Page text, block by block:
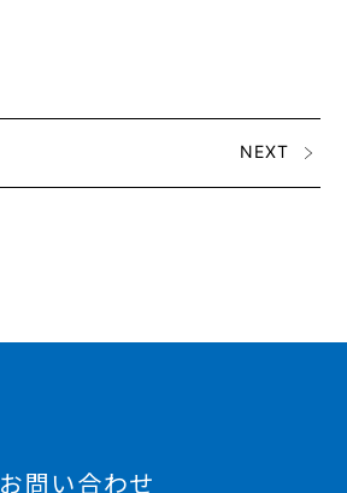
NEXT
お問い合わせ